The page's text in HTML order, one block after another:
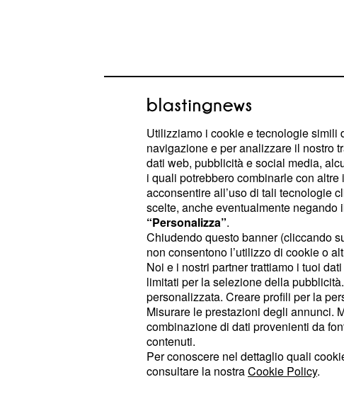
Oroscopo di martedì 19
dall'Ariete ai Pesci
Ariete: non sarà facile prendere le
accumulato. Gli impegni lavorativi
paura di non riuscire a portare a
prendere il sopravvento. Un pizzico di
necessaria per tornare a osservare il
sulle labbra.
: potrete contare sui vostri amici.
vostra fiducia e ve lo dimostreranno in
Parleranno sinceramente, scegliendo
evitando di infierire su situazioni già
divertente organizzare insieme le
Utilizziamo i cookie e tecnologie simili
navigazione e per analizzare il nostro
dati web, pubblicità e social media,
i quali potrebbero combinarle con
acconsentire all’uso di tali tecnologie
scelte, anche eventualmente
“Personalizza”.
Chiudendo questo banner (cliccando
non consentono l’utilizzo di cookie o
Noi e i nostri partner trattiamo i tuoi
limitati per la selezione della
personalizzata. Creare profili per la
Misurare le prestazioni degli annunci.
combinazione di dati provenienti da
contenuti.
Per conoscere nel dettaglio quali
consultare la nostraCookie Policy.